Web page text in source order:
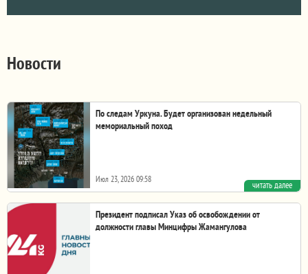
Новости
По следам Уркуна. Будет организован недельный
мемориальный поход
Июл 23, 2026 09:58
В 2026 году исполняется 110 лет со дня трагедии Уркуна. В
связи с этой памятной датой с 25 по 31...
читать далее
Президент подписал Указ об освобождении от
должности главы Минцифры Жамангулова